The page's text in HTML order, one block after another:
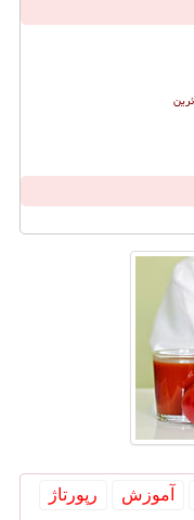
آموزش
رپورتاژ